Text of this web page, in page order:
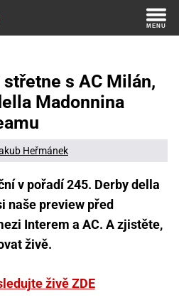
s AC Milán,
Madonnina
Heřmánek
v pořadí 245. Derby della
naše preview před
Interem a AC. A zjistěte,
živě.
živě ZDE